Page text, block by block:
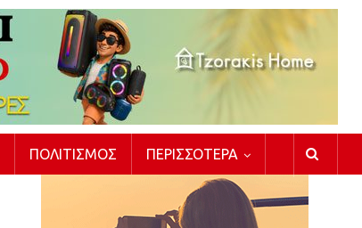
ΠΟΛΙΤΙΣΜΌΣ ΠΕΡΙΣΣΌΤΕΡΑ